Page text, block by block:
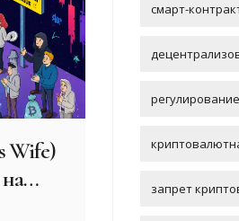
Wife)
смарт-
запрет